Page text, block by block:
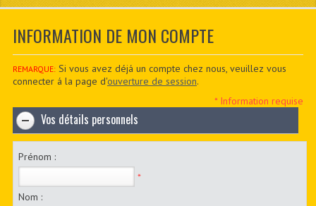
MON COPTE
CONTACTER
PDF BOOKS
INFORMATION DE MON COMPTE
REMARQUE:Si vous avez déjá un compte chez nous, veuillez vous
connecter á la page d'ouverture de session.
* Information requise
Vos détails personnels
Prénom :
*
Nom :